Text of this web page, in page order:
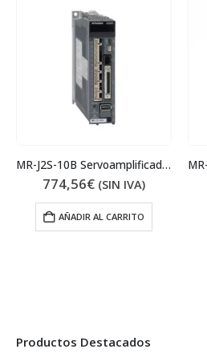
MR-J2S-10B Servoamplificador
774,56€ (SIN IVA)
AÑADIR AL CARRITO
Productos Destacados